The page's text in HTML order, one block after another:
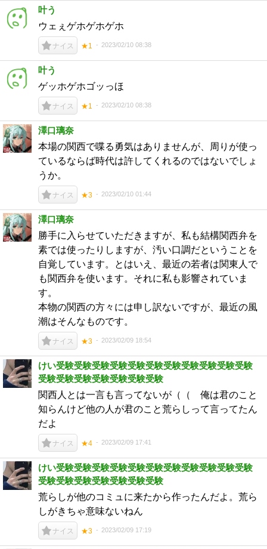
叶う
ウェぇゲホゲホゲホ
ナイス ★1 2023/02/10 08:38
叶う
ゲッホゲホゴッっほ
ナイス ★1 2023/02/10 08:38
澤口璃奈
本場の関西で喋る勇気はありませんが、周りが使っ
ているならば時代は許してくれるのではないでしょ
うか。
ナイス ★3 2023/02/10 01:44
澤口璃奈
勝手に入らせていただきますが、私も結構関西弁を
素では使ったりしますが、汚い口調だということを
自覚しています。とはいえ、最近の若者は関東人で
も関西弁を使います。それに私も影響されていま
す。
本物の関西の方々には申し訳ないですが、最近の風
潮はそんなものです。
ナイス ★3 2023/02/09 18:54
けい受験受験受験受験受験受験受験受験受験受験受験
受験受験受験受験受験受験受験
関西人とは一言も言ってないが（（ 俺は君のこと
知らんけど他の人が君のこと荒らしって言ってたん
だよ
ナイス ★4 2023/02/09 17:41
けい受験受験受験受験受験受験受験受験受験受験受験
受験受験受験受験受験受験受験
荒らしが他のコミュに来たから作ったんだよ。荒ら
しがきちゃ意味ないねん
ナイス ★3 2023/02/09 17:19